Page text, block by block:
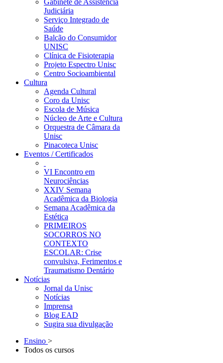
Gabinete de Assistência
Judiciária
Serviço Integrado de
Saúde
Balcão do Consumidor
UNISC
Clínica de Fisioterapia
Projeto Espectro Unisc
Centro Socioambiental
Cultura
Agenda Cultural
Coro da Unisc
Escola de Música
Núcleo de Arte e Cultura
Orquestra de Câmara da
Unisc
Pinacoteca Unisc
Eventos / Certificados
VI Encontro em
Neurociências
XXIV Semana
Acadêmica da Biologia
Semana Acadêmica da
Estética
PRIMEIROS
SOCORROS NO
CONTEXTO
ESCOLAR: Crise
convulsiva, Ferimentos e
Traumatismo Dentário
Notícias
Jornal da Unisc
Notícias
Imprensa
Blog EAD
Sugira sua divulgação
Ensino >
Todos os cursos